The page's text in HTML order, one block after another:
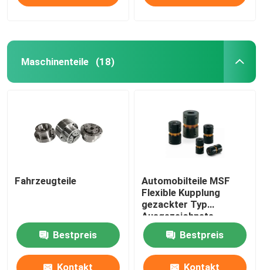
Maschinenteile (18)
Fahrzeugteile
Bestpreis
Kontakt
Automobilteile MSF
Flexible Kupplung
gezackter Typ
Ausgezeichnete
Elastizitätswirkung
Bestpreis
Kontakt